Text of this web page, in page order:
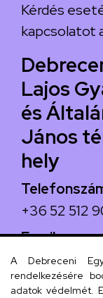
Kérdés
kapcsolatot
Lajos
és
János
hely
+36 52 512
Email
Cím
A Debreceni
rendelkezésére
adatok védelmét.